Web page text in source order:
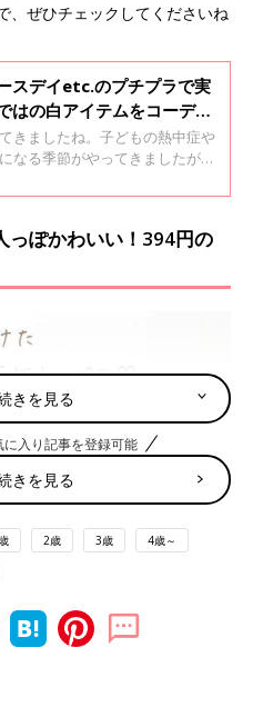
、ぜひチェックしてくださいね
スデイetc.のプチプラで実
はの白アイテムをコーデに
由とは？
きましたね。子どもの熱中症や
なる季節がやってきましたが、
員ライターの私がおすすめする
白アイテムがおすすめな理由
ご紹介します♪
っぽかわいい！394円の
きを見る
入り記事を登録可能
きを見る
2歳 3歳 4歳～